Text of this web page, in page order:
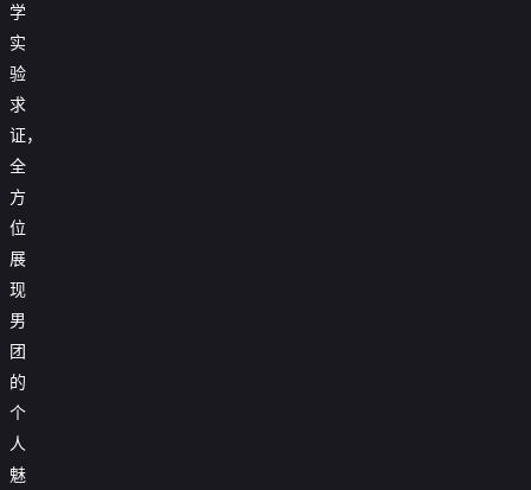
学
实
验
求
证，
全
方
位
展
现
男
团
的
个
人
魅